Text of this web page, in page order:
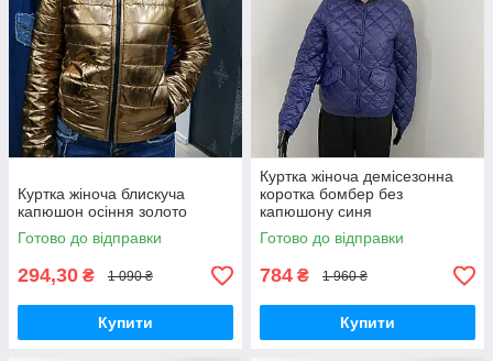
Куртка жіноча блискуча
капюшон осіння золото
Готово до відправки
294,30 ₴ 1 090 ₴
Купити
Куртка жіноча демісезонна
коротка бомбер без
капюшону синя
Готово до відправки
784 ₴ 1 960 ₴
Купити